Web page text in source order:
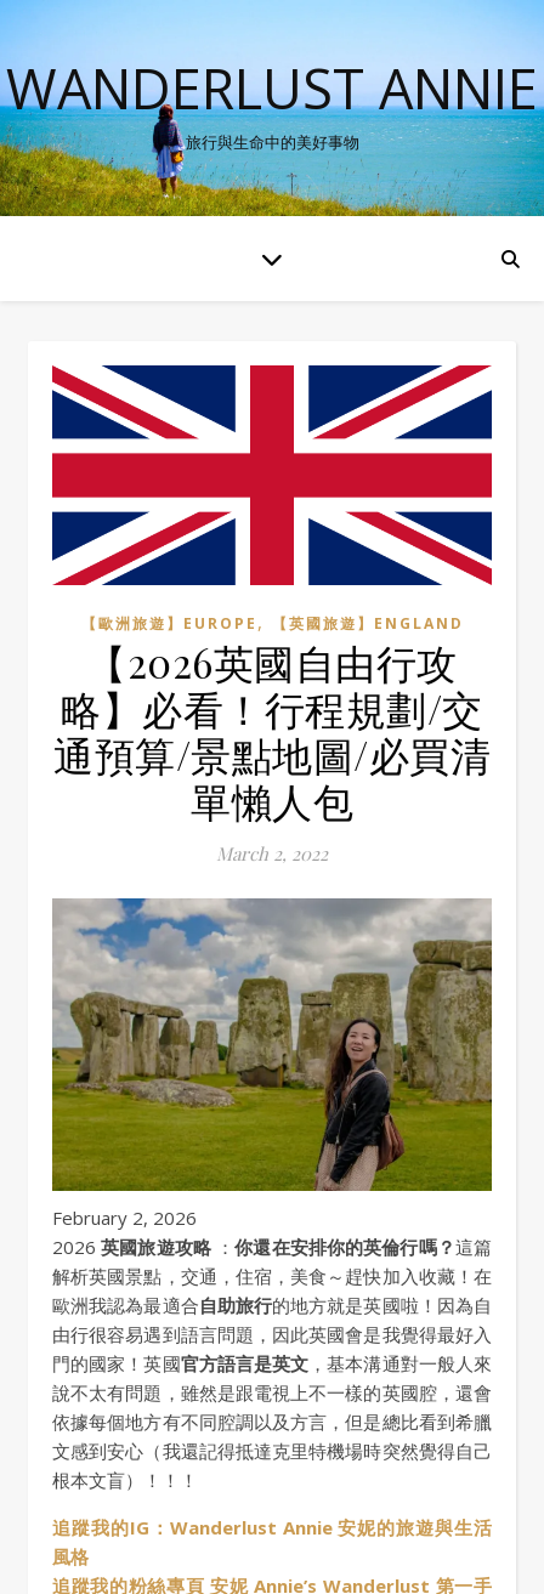
WANDERLUST ANNIE
旅行與生命中的美好事物
【歐洲旅遊】EUROPE , 【英國旅遊】ENGLAND
【2026英國自由行攻
略】必看！行程規劃/交
通預算/景點地圖/必買清
單懶人包
March 2, 2022
February 2, 2026
2026英國旅遊攻略：你還在安排你的英倫行嗎？這篇
解析英國景點，交通，住宿，美食～趕快加入收藏！在
歐洲我認為最適合自助旅行的地方就是英國啦！因為自
由行很容易遇到語言問題，因此英國會是我覺得最好入
門的國家！英國官方語言是英文 ，基本溝通對一般人來
說不太有問題，雖然是跟電視上不一樣的英國腔，還會
依據每個地方有不同腔調以及方言，但是總比看到希臘
文感到安心（我還記得抵達克里特機場時突然覺得自己
根本文盲）！！！
追蹤我的IG：Wanderlust Annie 安妮的旅遊與生活
風格
追蹤我的粉絲專頁 安妮 Annie’s Wanderlust 第一手